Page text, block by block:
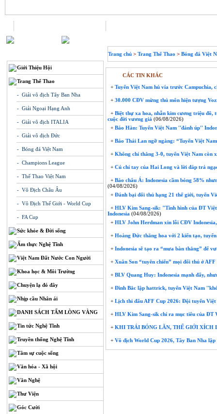
Giới Thiệu Hội
Trang Thể Thao
- Giải vô địch Tây Ban Nha
- Giải Ngoại Hạng Anh
- Giải vô địch ITALIA
- Giải vô địch Đức
- Bóng đá Việt Nam
- Champions League
- Thể Thao Việt Nam
- Vô Địch Châu Âu
- Vô Địch Thế Giới - World Cup
- FA Cup
Sức khỏe & Đời sống
Ẩm thực Nghệ Tĩnh
Việt Nam Đất Nước Con Người
Khoa học & Môi Trường
Chuyện lạ đó đây
Nhịp cầu Nhân ái
DANH SÁCH TẤM LÒNG VÀNG
Tin tức Nghệ Tĩnh
Truyền thống Nghệ Tĩnh
Tâm sự cuộc sống
Văn hóa - Xã hội
Văn Nghệ
Thư Viện
Góc Cười
Trang chủ > Trang Thể Thao > Bóng đá Việt
CÁC TIN KHÁC
+ Tuyển Việt Nam hú vía trước Campuchia,
+ 30.000 CĐV mừng thủ môn hiện tượng
+ Biệt thự xa hoa, nhẫn kim cương triệu đô,
cuộc đời vương giả (06/08/2026)
+ Báo Hàn: Tuyển Việt Nam ''đánh úp''
+ Báo Thái Lan ngỡ ngàng: “Tuyển Việt
+ Không chỉ thắng 3-0, tuyển Việt Nam còn
+ Cú chỉ tay của Hai Long và lời đáp trả
+ Báo châu Á: Indonesia cầm bóng 58%
(04/08/2026)
+ Đánh bại đối thủ hạng 21 thế giới, tuyển
+ HLV Kim Sang-sik: "Tình hình của ĐT
Indonesia (04/08/2026)
+ HLV John Herdman xin lỗi CĐV
+ Hoàng Đức thăng hoa với 2 kiến tạo,
+ Indonesia sẽ tạo ra “mưa bàn thắng” để
+ Xuân Son “tuyên chiến” mọi đối thủ ở
+ BLV Quang Huy: Indonesia mạnh đấy,
+ Đình Bắc lập hattrick, tuyển Việt Nam
+ Lịch thi đấu AFF Cup 2026: Đội tuyển
+ HLV Kim Sang-sik chỉ ra mục tiêu của ĐT
+ KHI TRÁI BÓNG LĂN, THẾ GIỚI XÍCH
+ Vô địch World Cup 2026, Tây Ban Nha